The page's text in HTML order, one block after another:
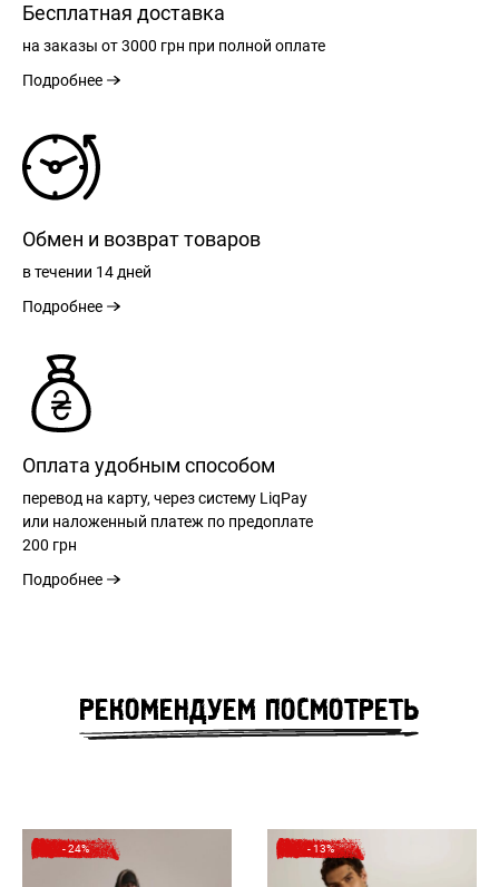
Бесплатная доставка
на заказы от 3000 грн при полной оплате
Подробнее
Обмен и возврат товаров
в течении 14 дней
Подробнее
Оплата удобным способом
перевод на карту, через систему LiqPay
или наложенный платеж по предоплате
200 грн
Подробнее
РЕКОМЕНДУЕМ ПОСМОТРЕТЬ
- 24% - 13%
ОБЩАЯ ДЛИНА
78